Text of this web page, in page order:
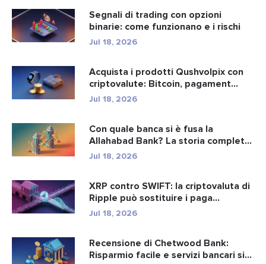
Segnali di trading con opzioni
binarie: come funzionano e i rischi
Jul 18, 2026
Acquista i prodotti Qushvolpix con
criptovalute: Bitcoin, pagament...
Jul 18, 2026
Con quale banca si è fusa la
Allahabad Bank? La storia completa
d...
Jul 18, 2026
XRP contro SWIFT: la criptovaluta di
Ripple può sostituire i paga...
Jul 18, 2026
Recensione di Chetwood Bank:
Risparmio facile e servizi bancari si...